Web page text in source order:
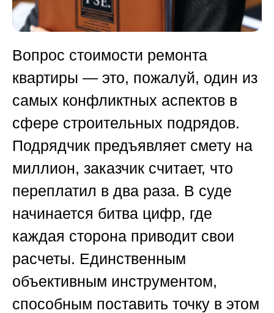
Вопрос стоимости ремонта
квартиры — это, пожалуй, один из
самых конфликтных аспектов в
сфере строительных подрядов.
Подрядчик предъявляет смету на
миллион, заказчик считает, что
переплатил в два раза. В суде
начинается битва цифр, где
каждая сторона приводит свои
расчеты. Единственным
объективным инструментом,
способным поставить точку в этом